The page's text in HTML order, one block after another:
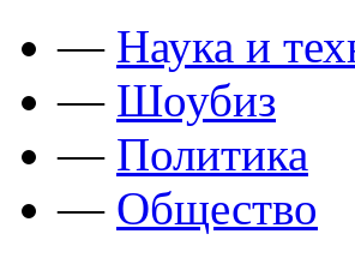
— Наука и
— Шоубиз
— Политика
— Общество